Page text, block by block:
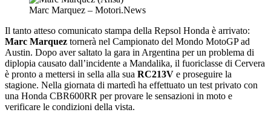
Marc Marquez – Motori.News
Il tanto atteso comunicato stampa della Repsol Honda è arrivato:
Marc Marquez tornerà nel Campionato del Mondo MotoGP ad
Austin. Dopo aver saltato la gara in Argentina per un problema di
diplopia causato dall’incidente a Mandalika, il fuoriclasse di Cervera
è pronto a mettersi in sella alla sua RC213V e proseguire la
stagione. Nella giornata di martedì ha effettuato un test privato con
una Honda CBR600RR per provare le sensazioni in moto e
verificare le condizioni della vista.